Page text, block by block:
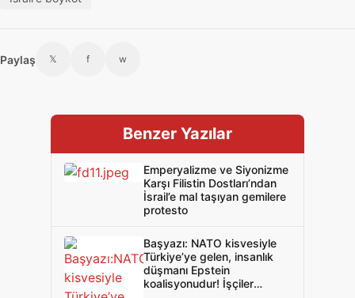
Paylaş 𝕏 f w
Benzer Yazılar
Emperyalizme ve Siyonizme
Karşı Filistin Dostları’ndan
İsrail’e mal taşıyan gemilere
protesto
Başyazı: NATO kisvesiyle
Türkiye’ye gelen, insanlık
düşmanı Epstein
koalisyonudur! İşçiler